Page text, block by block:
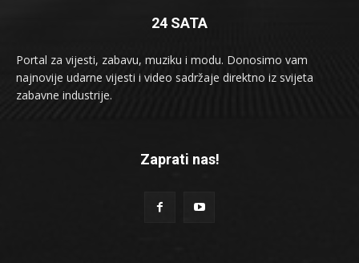
24 SATA
Portal za vijesti, zabavu, muziku i modu. Donosimo vam
najnovije udarne vijesti i video sadržaje direktno iz svijeta
zabavne industrije.
Zaprati nas!